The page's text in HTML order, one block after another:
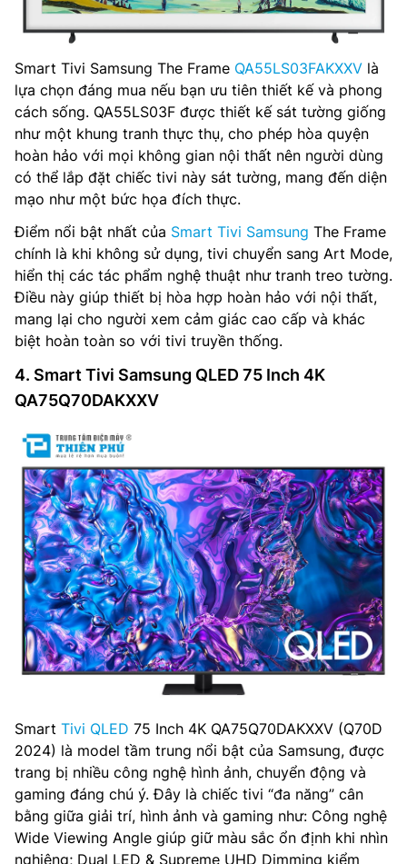
Smart Tivi Samsung The Frame QA55LS03FAKXXV là
lựa chọn đáng mua nếu bạn ưu tiên thiết kế và phong
cách sống. QA55LS03F được thiết kế sát tường giống
như một khung tranh thực thụ, cho phép hòa quyện
hoàn hảo với mọi không gian nội thất nên người dùng
có thể lắp đặt chiếc tivi này sát tường, mang đến diện
mạo như một bức họa đích thực.
Điểm nổi bật nhất của Smart Tivi Samsung The Frame
chính là khi không sử dụng, tivi chuyển sang Art Mode,
hiển thị các tác phẩm nghệ thuật như tranh treo tường.
Điều này giúp thiết bị hòa hợp hoàn hảo với nội thất,
mang lại cho người xem cảm giác cao cấp và khác
biệt hoàn toàn so với tivi truyền thống.
4. Smart Tivi Samsung QLED 75 Inch 4K
QA75Q70DAKXXV
Smart Tivi QLED 75 Inch 4K QA75Q70DAKXXV (Q70D
2024) là model tầm trung nổi bật của Samsung, được
trang bị nhiều công nghệ hình ảnh, chuyển động và
gaming đáng chú ý. Đây là chiếc tivi “đa năng” cân
bằng giữa giải trí, hình ảnh và gaming như: Công nghệ
Wide Viewing Angle giúp giữ màu sắc ổn định khi nhìn
nghiêng; Dual LED & Supreme UHD Dimming kiểm